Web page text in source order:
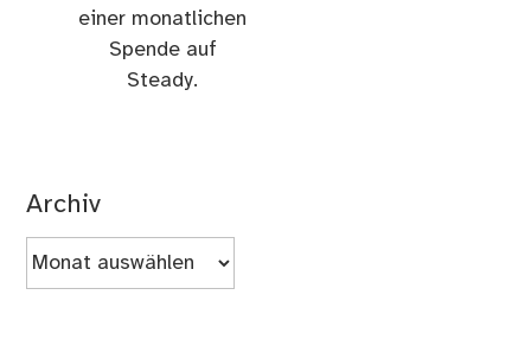
einer monatlichen
Spende auf
Steady.
Archiv
Archiv